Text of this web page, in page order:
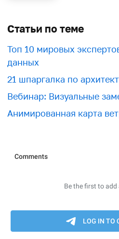
Статьи по теме
Топ 10 мировых
данных
21 шпаргалка по
Вебинар: Визуальные
Анимированная карта